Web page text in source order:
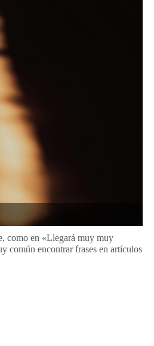
como en «Llegará muy muy
común encontrar frases en artículos